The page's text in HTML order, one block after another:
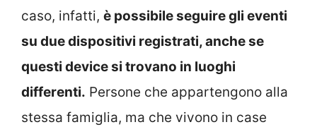
caso, infatti, è possibile seguire gli eventi
su due dispositivi registrati, anche se
questi device si trovano in luoghi
differenti. Persone che appartengono alla
stessa famiglia, ma che vivono in case